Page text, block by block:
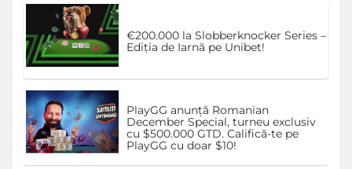
€200.000 la Slobberknocker Series –
Ediția de Iarnă pe Unibet!
PlayGG anunță Romanian
December Special, turneu exclusiv
cu $500.000 GTD. Califică-te pe
PlayGG cu doar $10!